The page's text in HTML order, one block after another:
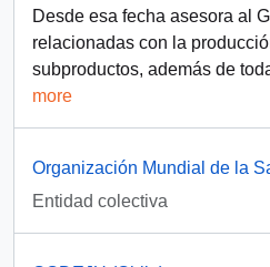
Desde esa fecha asesora al
relacionadas con la
subproductos, además de
more
Organización Mundial de la
Entidad colectiva